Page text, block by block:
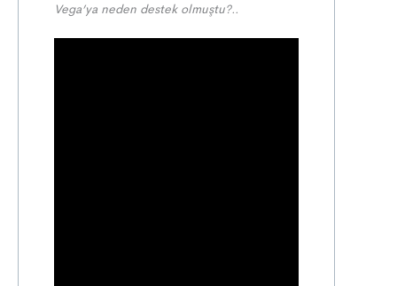
Vega’ya neden destek olmuştu?..